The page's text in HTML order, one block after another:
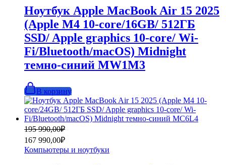
Ноутбук Apple MacBook Air 15 2025
(Apple M4 10-core/16GB/ 512ГБ
SSD/ Apple graphics 10-core/ Wi-
Fi/Bluetooth/macOS) Midnight
темно-синий MW1M3
В корзину
195 990,00₽
Первоначальная
цена
составляла
195
167 990,00₽
Текущая
цена:
167
990,00₽.
Компьютеры и ноутбуки